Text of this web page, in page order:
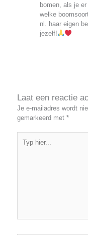
bomen, als je
welke
nl. haar eigen
jezelf!
Laat een reactie
Je e-mailadres wordt
gemarkeerd met*
hier...